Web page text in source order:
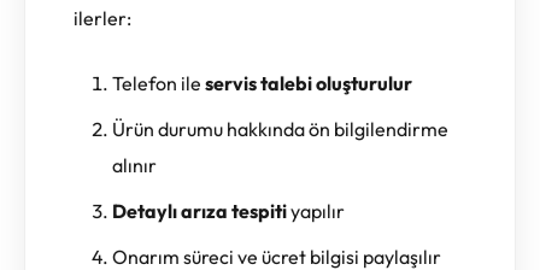
ilerler:
Telefon ile servis talebi oluşturulur
Ürün durumu hakkında ön bilgilendirme
alınır
Detaylı arıza tespitiyapılır
Onarım süreci ve ücret bilgisi paylaşılır